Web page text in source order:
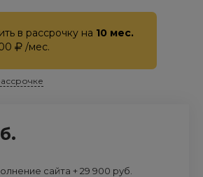
в рассрочку на 10 мес.
/мес.
сайта + 29 900 руб.